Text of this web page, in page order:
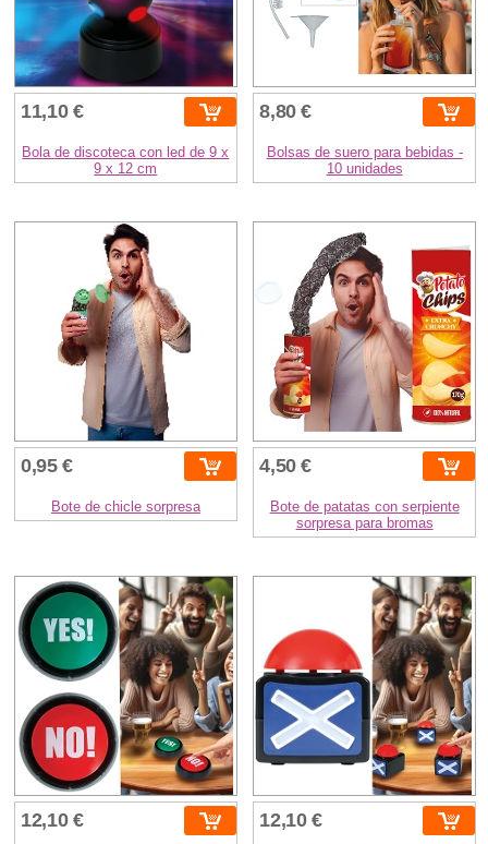
11,10 €
Bola de discoteca con led de 9 x
9 x 12 cm
8,80 €
Bolsas de suero para bebidas -
10 unidades
0,95 €
Bote de chicle sorpresa
4,50 €
Bote de patatas con serpiente
sorpresa para bromas
12,10 € 12,10 €